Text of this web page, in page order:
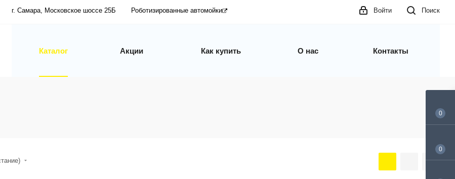
г. Самара, Московское шоссе 25Б Роботизированные автомойки Поиск
Войти
Каталог Акции Как купить О нас Контакты
0
0